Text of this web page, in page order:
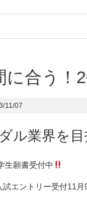
に合う！
11/07
ル業界を
生願書受付中
試エントリー受付11